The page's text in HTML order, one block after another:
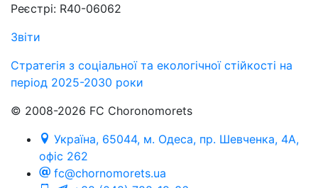
Реєстрі: R40-06062
Звіти
Стратегія з соціальної та екологічної стійкості на
період 2025-2030 роки
© 2008-2026 FC Choronomorets
Україна, 65044, м. Одеса, пр. Шевченка, 4А,
офіс 262
fc@chornomorets.ua